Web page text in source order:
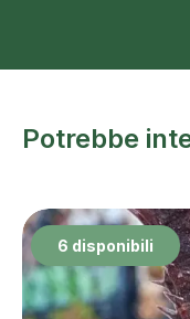
Potrebbe
6 disponibili